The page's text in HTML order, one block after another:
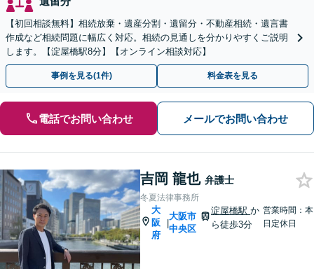
【初回相談無料】相続放棄・遺産分割・遺留分・不動産相続・遺言書
作成など相続問題に幅広く対応。相続の見通しを分かりやすくご説明
します。【淀屋橋駅8分】【オンライン相談対応】
事例を見る(1件) 料金表を見る
電話でお問い合わせ メールでお問い合わせ
吉岡 龍也 弁護士
冬夏法律事務所
大
阪
府
|
大阪市
中央区
淀屋橋駅か
ら徒歩3分
営業時間：本
日定休日